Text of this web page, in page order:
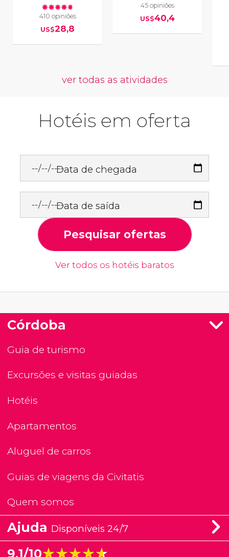
410 opiniões
US$28,8
45 opiniões
US$40,4
ver todas as atividades
Hotéis em oferta
Data de chegada
Data de saída
Pesquisar ofertas
Ver todos os hotéis baratos
Córdoba
Guia de turismo
Excursões e visitas guiadas
Hotéis
Apartamentos
Aluguel de carros
Guias de viagens da Civitatis
Quem somos
Ajuda Disponíveis 24/7
9,1/10★★★★★
★★★★★